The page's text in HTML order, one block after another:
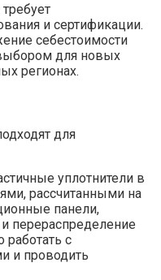
и сертификации.
себестоимости
для новых
регионах.
для
уплотнители в
рассчитанными на
панели,
перераспределение
работать с
и проводить